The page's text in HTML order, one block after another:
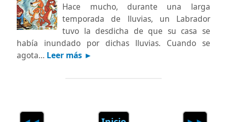
Hace mucho, durante una larga
temporada de lluvias, un Labrador
tuvo la desdicha de que su casa se
había inundado por dichas lluvias. Cuando se
agota… Leer más ►